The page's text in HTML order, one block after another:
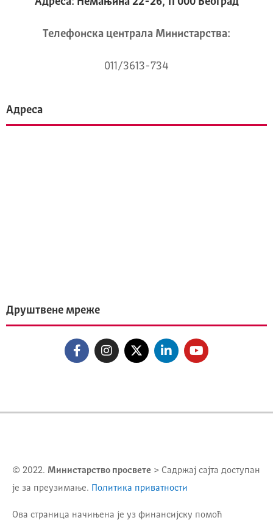
Телeфонска централа Mинистарства:
011/3613-734
Адреса
Друштвене мреже
© 2022. Министарство просвете > Садржај сајта доступан
је за преузимање. Политика приватности
Ова страница начињена је уз финансијску помоћ